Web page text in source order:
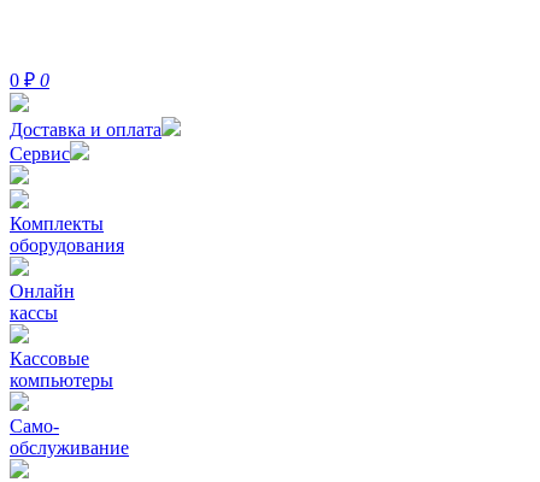
0 ₽ 0
Доставка и оплата
Сервис
Комплекты
оборудования
Онлайн
кассы
Кассовые
компьютеры
Само-
обслуживание